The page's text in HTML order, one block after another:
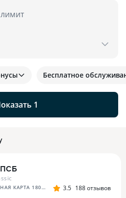
1
Бесплатное
КРЕДИТНАЯ КАРТА 180 ДНЕЙ БЕЗ % 3.5 188 отзывов